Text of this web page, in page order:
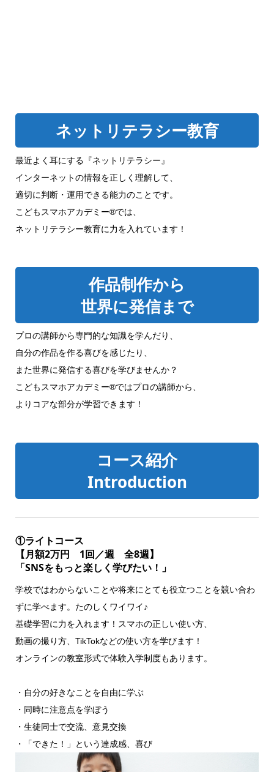
ネットリテラシー教育
最近よく耳にする『ネットリテラシー』
インターネットの情報を正しく理解して、
適切に判断・運用できる能力のことです。
こどもスマホアカデミー®では、
ネットリテラシー教育に力を入れています！
作品制作から
世界に発信まで
プロの講師から専門的な知識を学んだり、
自分の作品を作る喜びを感じたり、
また世界に発信する喜びを学びませんか？
こどもスマホアカデミー®ではプロの講師から、
よりコアな部分が学習できます！
コース紹介
Introduction
①ライトコース
【月額2万円 1回／週 全8週】
「SNSをもっと楽しく学びたい！」
学校ではわからないことや将来にとても役立つことを競い合わ
ずに学べます。たのしくワイワイ♪
基礎学習に力を入れます！スマホの正しい使い方、
動画の撮り方、TikTokなどの使い方を学びます！
オンラインの教室形式で体験入学制度もあります。
・自分の好きなことを自由に学ぶ
・同時に注意点を学ぼう
・生徒同士で交流、意見交換
・「できた！」という達成感、喜び